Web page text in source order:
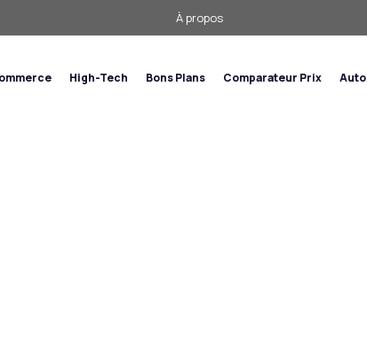
À propos
High-Tech Bons Plans Comparateur Prix Auto